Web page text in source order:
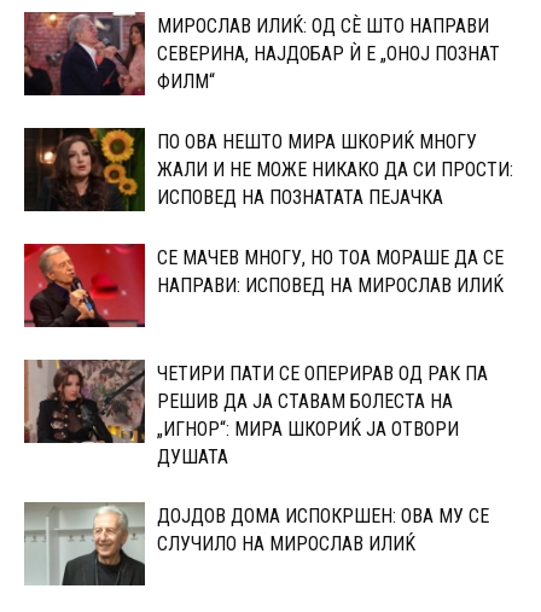
МИРОСЛАВ ИЛИЌ: ОД СÈ ШТО НАПРАВИ
СЕВЕРИНА, НАЈДОБАР Ѝ Е „ОНОЈ ПОЗНАТ
ФИЛМ“
ПО ОВА НЕШТО МИРА ШКОРИЌ МНОГУ
ЖАЛИ И НЕ МОЖЕ НИКАКО ДА СИ ПРОСТИ:
ИСПОВЕД НА ПОЗНАТАТА ПЕЈАЧКА
СЕ МАЧЕВ МНОГУ, НО ТОА МОРАШЕ ДА СЕ
НАПРАВИ: ИСПОВЕД НА МИРОСЛАВ ИЛИЌ
ЧЕТИРИ ПАТИ СЕ ОПЕРИРАВ ОД РАК ПА
РЕШИВ ДА ЈА СТАВАМ БОЛЕСТА НА
„ИГНОР“: МИРА ШКОРИЌ ЈА ОТВОРИ
ДУШАТА
ДОЈДОВ ДОМА ИСПОКРШЕН: ОВА МУ СЕ
СЛУЧИЛО НА МИРОСЛАВ ИЛИЌ